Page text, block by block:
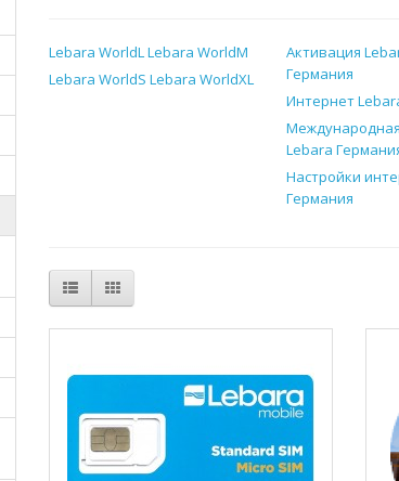
Lebara WorldLLebara WorldM
Lebara WorldS Lebara WorldXL
Активация
Германия
Интернет
Lebara
Настройки
Германия